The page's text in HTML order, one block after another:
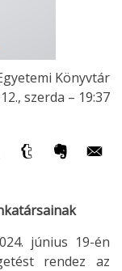
Könyvtár
szerda – 19:37
június 19-én
rendez az